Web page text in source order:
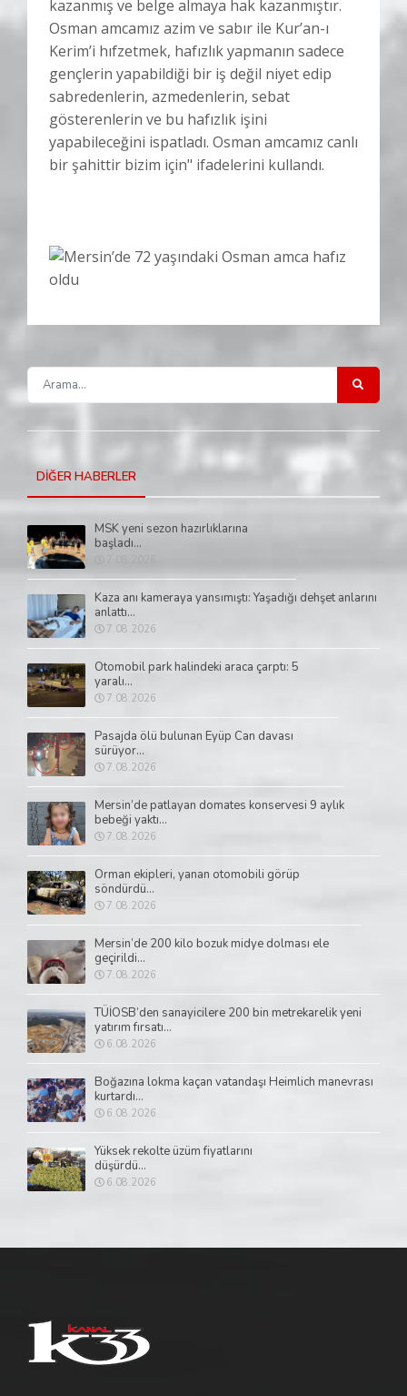
kazanmış ve belge almaya hak kazanmıştır.
Osman amcamız azim ve sabır ile Kur’an-ı
Kerim’i hıfzetmek, hafızlık yapmanın sadece
gençlerin yapabildiği bir iş değil niyet edip
sabredenlerin, azmedenlerin, sebat
gösterenlerin ve bu hafızlık işini
yapabileceğini ispatladı. Osman amcamız canlı
bir şahittir bizim için" ifadelerini kullandı.
DİĞER HABERLER
MSK yeni sezon hazırlıklarına
başladı...
Kaza anı kameraya yansımıştı: Yaşadığı dehşet anlarını
anlattı...
7.08.2026
Otomobil park halindeki araca çarptı: 5
yaralı...
7.08.2026
Pasajda ölü bulunan Eyüp Can davası
sürüyor...
7.08.2026
Mersin’de patlayan domates konservesi 9 aylık
bebeği yaktı...
7.08.2026
Orman ekipleri, yanan otomobili görüp
söndürdü...
7.08.2026
Mersin’de 200 kilo bozuk midye dolması ele
geçirildi...
7.08.2026
TÜİOSB’den sanayicilere 200 bin metrekarelik yeni
yatırım fırsatı...
6.08.2026
Boğazına lokma kaçan vatandaşı Heimlich manevrası
kurtardı...
6.08.2026
Yüksek rekolte üzüm fiyatlarını
düşürdü...
6.08.2026